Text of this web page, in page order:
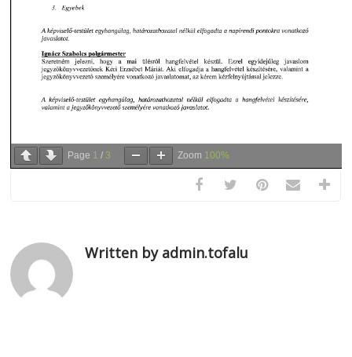
Page 1 / 3 Zoom 100%
Written by admin.tofalu